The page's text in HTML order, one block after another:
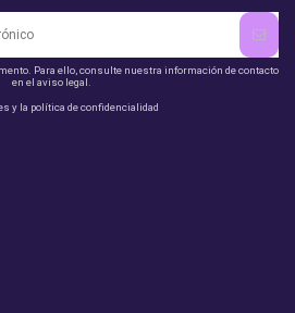
Para ello, consulte nuestra información de contacto
en el aviso legal.
y la política de confidencialidad